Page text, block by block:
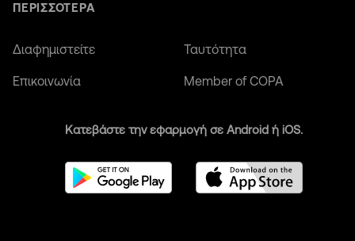
ΠΕΡΙΣΣΟΤΕΡΑ
Διαφημιστείτε Ταυτότητα
Επικοινωνία Member of COPA
Κατεβάστε την εφαρμογή σε Android ή iOS.